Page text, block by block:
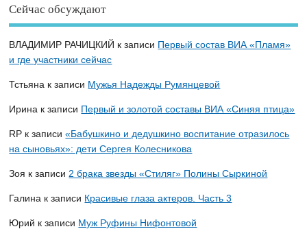
Сейчас обсуждают
ВЛАДИМИР РАЧИЦКИЙ к записи Первый состав ВИА «Пламя»
и где участники сейчас
Тстьяна к записи Мужья Надежды Румянцевой
Ирина к записи Первый и золотой составы ВИА «Синяя птица»
RP к записи«Бабушкино и дедушкино воспитание отразилось
на сыновьях»: дети Сергея Колесникова
Зоя к записи 2 брака звезды «Стиляг» Полины Сыркиной
Галина к записи Красивые глаза актеров. Часть 3
Юрий к записи Муж Руфины Нифонтовой